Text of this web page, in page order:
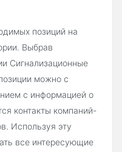
позиций на
Выбрав
Сигнализационные
можно с
с информацией о
контакты компаний-
Используя эту
все интересующие